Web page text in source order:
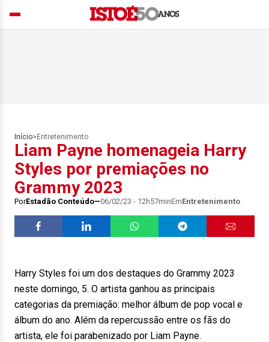
Início> Entretenimento
Liam Payne homenageia Harry
Styles por premiações no
Grammy 2023
PorEstadão Conteúdo 06/02/23 - 12h57minEmEntretenimento
Harry Styles foi um dos destaques do Grammy 2023
neste domingo, 5. O artista ganhou as principais
categorias da premiação: melhor álbum de pop vocal e
álbum do ano. Além da repercussão entre os fãs do
artista, ele foi parabenizado por Liam Payne.